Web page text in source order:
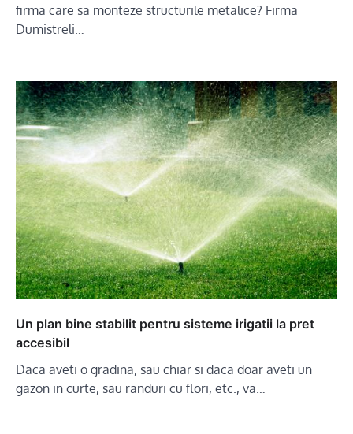
firma care sa monteze structurile metalice? Firma
Dumistreli…
Un plan bine stabilit pentru sisteme irigatii la pret
accesibil
Daca aveti o gradina, sau chiar si daca doar aveti un
gazon in curte, sau randuri cu flori, etc., va…